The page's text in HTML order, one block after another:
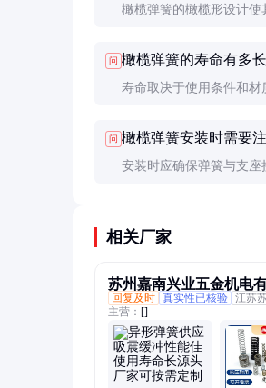
橄榄弹簧的橄榄形设计
途。
问 橄榄弹簧的寿命有多
寿命取决于使用条件和材
问 橄榄弹簧安装时需要
安装时应确保弹簧与支
相关厂家
苏州嘉南兴业五金机电
回复及时 真实性已核验 江苏
主营： []